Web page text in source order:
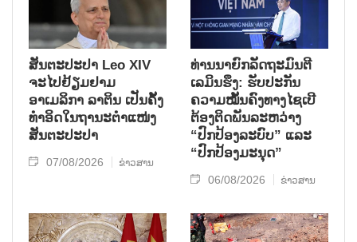
ສັນຕະປະປາ Leo XIV
ຈະໄປຢ້ຽມຢາມ
ອາເມລິກາ ລາຕິນ ເປັນຄັ້ງ
ທຳອິດໃນຖານະຕຳແໜ່ງ
ສັນຕະປະປາ
07/08/2026 ຂ່າວສານ
ທ່ານນາຍົກລັດຖະມົນຕີ
ເລມິນຮຶງ: ຮັບປະກັນ
ຄວາມໝັ້ນຄົງທາງໄຊເບີ
ຕ້ອງຕິດພັນລະຫວ່າງ
“ປົກປ້ອງລະບົບ” ແລະ
“ປົກປ້ອງມະນຸດ”
06/08/2026 ຂ່າວສານ